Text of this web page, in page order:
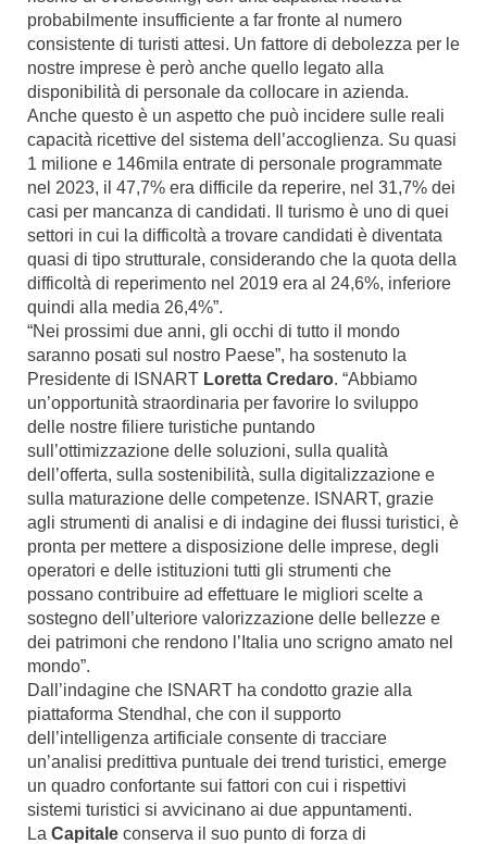
probabilmente insufficiente a far fronte al numero
consistente di turisti attesi. Un fattore di debolezza per le
nostre imprese è però anche quello legato alla
disponibilità di personale da collocare in azienda.
Anche questo è un aspetto che può incidere sulle reali
capacità ricettive del sistema dell’accoglienza. Su quasi
1 milione e 146mila entrate di personale programmate
nel 2023, il 47,7% era difficile da reperire, nel 31,7% dei
casi per mancanza di candidati. Il turismo è uno di quei
settori in cui la difficoltà a trovare candidati è diventata
quasi di tipo strutturale, considerando che la quota della
difficoltà di reperimento nel 2019 era al 24,6%, inferiore
quindi alla media 26,4%”.
“Nei prossimi due anni, gli occhi di tutto il mondo
saranno posati sul nostro Paese”, ha sostenuto la
Presidente di ISNART Loretta Credaro. “Abbiamo
un’opportunità straordinaria per favorire lo sviluppo
delle nostre filiere turistiche puntando
sull’ottimizzazione delle soluzioni, sulla qualità
dell’offerta, sulla sostenibilità, sulla digitalizzazione e
sulla maturazione delle competenze. ISNART, grazie
agli strumenti di analisi e di indagine dei flussi turistici, è
pronta per mettere a disposizione delle imprese, degli
operatori e delle istituzioni tutti gli strumenti che
possano contribuire ad effettuare le migliori scelte a
sostegno dell’ulteriore valorizzazione delle bellezze e
dei patrimoni che rendono l’Italia uno scrigno amato nel
mondo”.
Dall’indagine che ISNART ha condotto grazie alla
piattaforma Stendhal, che con il supporto
dell’intelligenza artificiale consente di tracciare
un’analisi predittiva puntuale dei trend turistici, emerge
un quadro confortante sui fattori con cui i rispettivi
sistemi turistici si avvicinano ai due appuntamenti.
La Capitale conserva il suo punto di forza di